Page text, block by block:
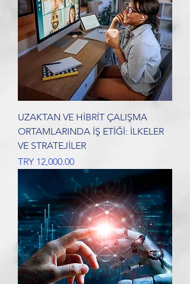
UZAKTAN VE HİBRİT ÇALIŞMA
ORTAMLARINDA İŞ ETİĞİ: İLKELER
VE STRATEJİLER
Price
TRY 12,000.00